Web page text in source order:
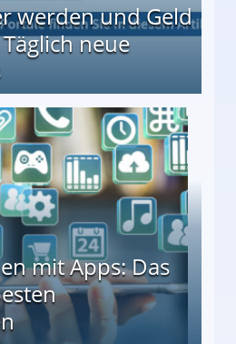
werden und Geld
neue
mit Apps: Das